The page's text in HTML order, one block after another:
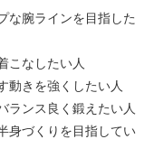
な腕ラインを目指した
こなしたい人
動きを強くしたい人
ランス良く鍛えたい人
身づくりを目指してい